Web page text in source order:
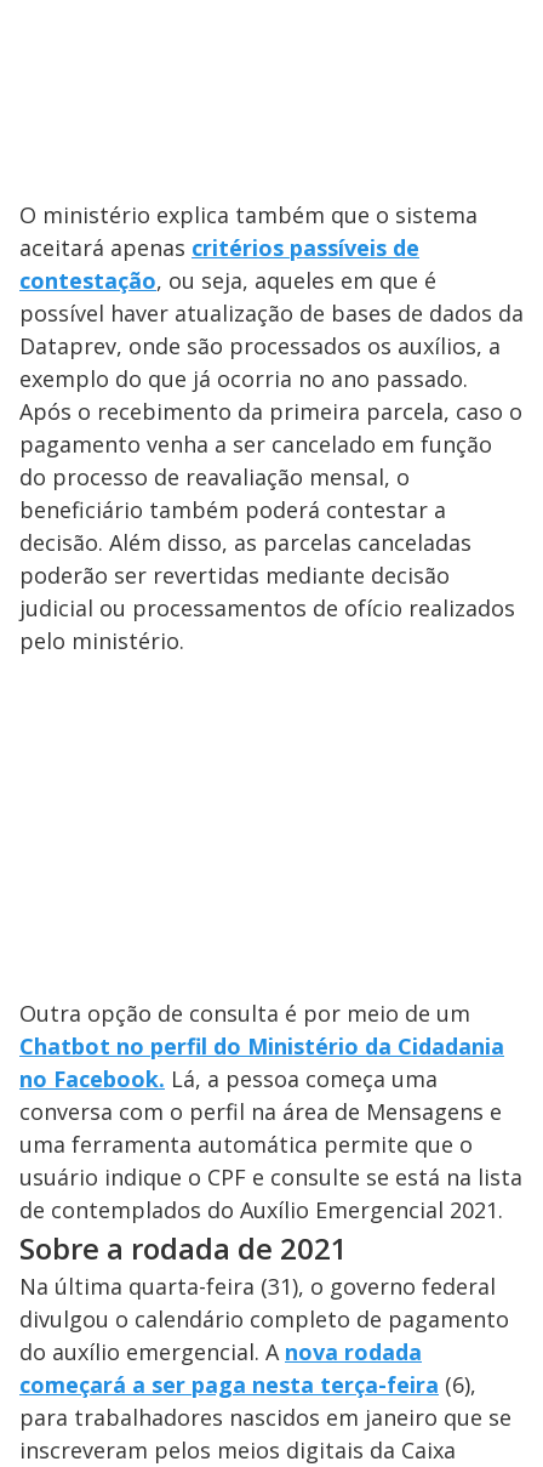
O ministério explica também que o sistema
aceitará apenas critérios passíveis de
contestação, ou seja, aqueles em que é
possível haver atualização de bases de dados da
Dataprev, onde são processados os auxílios, a
exemplo do que já ocorria no ano passado.
Após o recebimento da primeira parcela, caso o
pagamento venha a ser cancelado em função
do processo de reavaliação mensal, o
beneficiário também poderá contestar a
decisão. Além disso, as parcelas canceladas
poderão ser revertidas mediante decisão
judicial ou processamentos de ofício realizados
pelo ministério.
Outra opção de consulta é por meio de um
Chatbot no perfil do Ministério da Cidadania
no Facebook. Lá, a pessoa começa uma
conversa com o perfil na área de Mensagens e
uma ferramenta automática permite que o
usuário indique o CPF e consulte se está na lista
de contemplados do Auxílio Emergencial 2021.
Sobre a rodada de 2021
Na última quarta-feira (31), o governo federal
divulgou o calendário completo de pagamento
do auxílio emergencial. A nova rodada
começará a ser paga nesta terça-feira (6),
para trabalhadores nascidos em janeiro que se
inscreveram pelos meios digitais da Caixa